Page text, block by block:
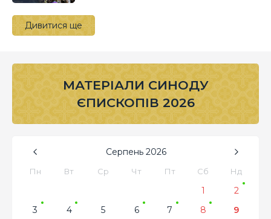
Дивитися ще
МАТЕРІАЛИ СИНОДУ
ЄПИСКОПІВ 2026
Серпень 2026
Пн Вт Ср Чт Пт Сб Нд
1
2
3
4 5 6 7 8
9